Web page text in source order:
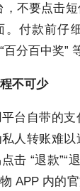
，不要点击
。付款前仔
百分百中奖”
不可少
台自带的支
人转账难
击 “退款”“
APP 内的